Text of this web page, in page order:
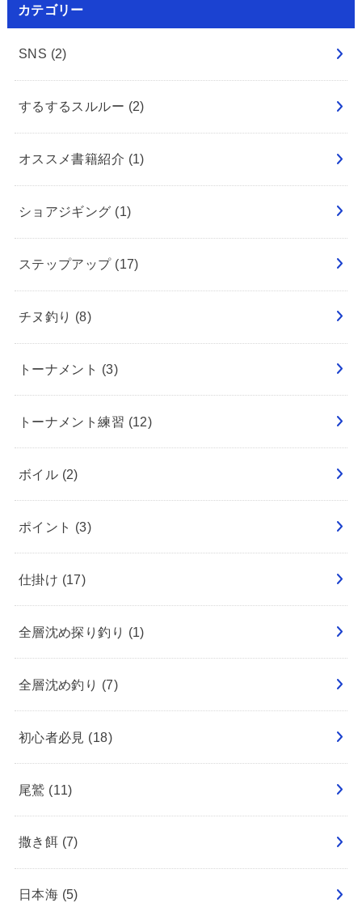
カテゴリー
SNS (2)
するするスルルー (2)
オススメ書籍紹介 (1)
ショアジギング (1)
ステップアップ (17)
チヌ釣り (8)
トーナメント (3)
トーナメント練習 (12)
ボイル (2)
ポイント (3)
仕掛け (17)
全層沈め探り釣り (1)
全層沈め釣り (7)
初心者必見 (18)
尾鷲 (11)
撒き餌 (7)
日本海 (5)